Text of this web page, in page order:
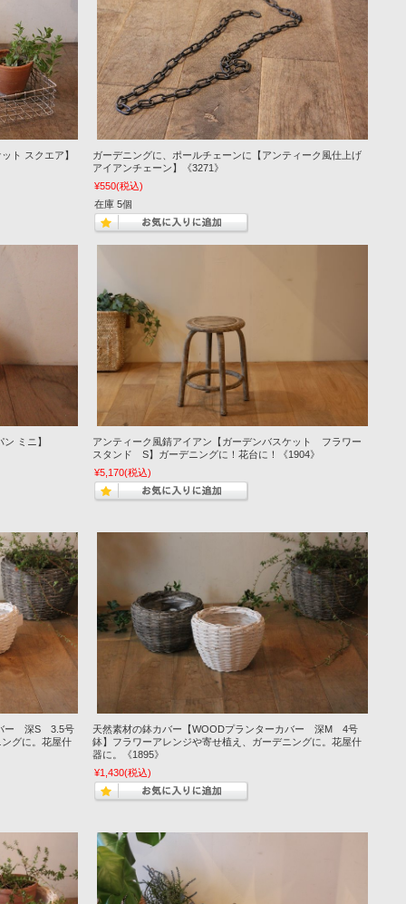
ト スクエア】
ガーデニングに、ポールチェーンに【アンティーク風仕上げ
アイアンチェーン】《3271》
¥550(税込)
在庫 5個
ミニ】
アンティーク風錆アイアン【ガーデンバスケット フラワー
スタンド S】ガーデニングに！花台に！《1904》
¥5,170(税込)
バー 深S 3.5号
グに。花屋什
天然素材の鉢カバー【WOODプランターカバー 深M 4号
鉢】フラワーアレンジや寄せ植え、ガーデニングに。花屋什
器に。《1895》
¥1,430(税込)